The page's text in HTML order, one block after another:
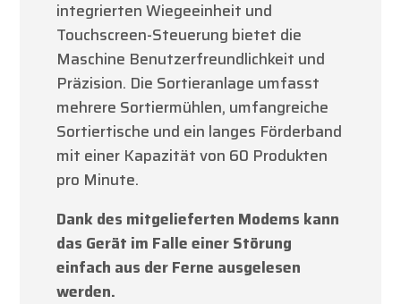
integrierten Wiegeeinheit und
Touchscreen-Steuerung bietet die
Maschine Benutzerfreundlichkeit und
Präzision. Die Sortieranlage umfasst
mehrere Sortiermühlen, umfangreiche
Sortiertische und ein langes Förderband
mit einer Kapazität von 60 Produkten
pro Minute.
Dank des mitgelieferten Modems kann
das Gerät im Falle einer Störung
einfach aus der Ferne ausgelesen
werden.